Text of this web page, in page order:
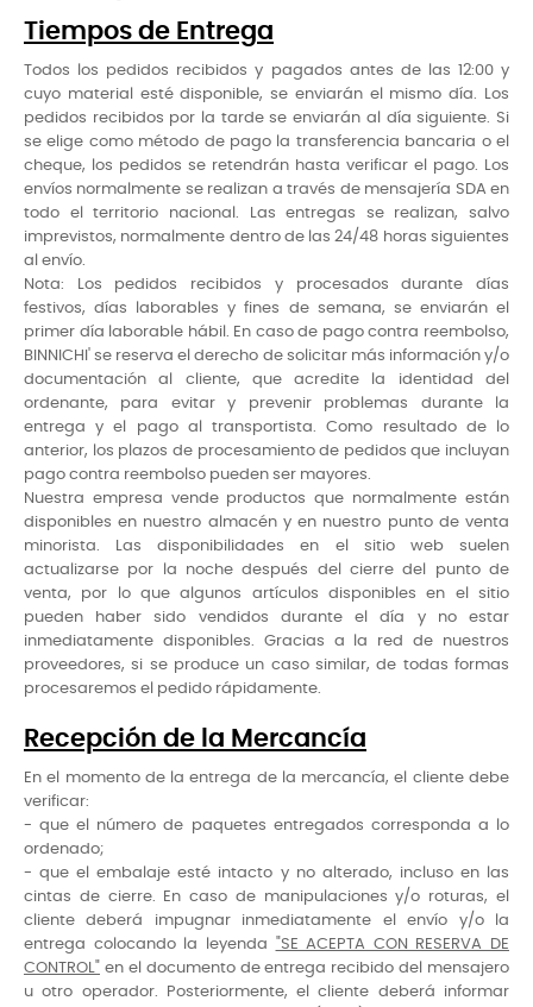
Tiempos de Entrega
Todos los pedidos recibidos y pagados antes de las 12:00 y
cuyo material esté disponible, se enviarán el mismo día. Los
pedidos recibidos por la tarde se enviarán al día siguiente. Si
se elige como método de pago la transferencia bancaria o el
cheque, los pedidos se retendrán hasta verificar el pago. Los
envíos normalmente se realizan a través de mensajería SDA en
todo el territorio nacional. Las entregas se realizan, salvo
imprevistos, normalmente dentro de las 24/48 horas siguientes
al envío.
Nota: Los pedidos recibidos y procesados durante días
festivos, días laborables y fines de semana, se enviarán el
primer día laborable hábil. En caso de pago contra reembolso,
BINNICHI' se reserva el derecho de solicitar más información y/o
documentación al cliente, que acredite la identidad del
ordenante, para evitar y prevenir problemas durante la
entrega y el pago al transportista. Como resultado de lo
anterior, los plazos de procesamiento de pedidos que incluyan
pago contra reembolso pueden ser mayores.
Nuestra empresa vende productos que normalmente están
disponibles en nuestro almacén y en nuestro punto de venta
minorista. Las disponibilidades en el sitio web suelen
actualizarse por la noche después del cierre del punto de
venta, por lo que algunos artículos disponibles en el sitio
pueden haber sido vendidos durante el día y no estar
inmediatamente disponibles. Gracias a la red de nuestros
proveedores, si se produce un caso similar, de todas formas
procesaremos el pedido rápidamente.
Recepción de la Mercancía
En el momento de la entrega de la mercancía, el cliente debe
verificar:
- que el número de paquetes entregados corresponda a lo
ordenado;
- que el embalaje esté intacto y no alterado, incluso en las
cintas de cierre. En caso de manipulaciones y/o roturas, el
cliente deberá impugnar inmediatamente el envío y/o la
entrega colocando la leyenda "SE ACEPTA CON RESERVA DE
CONTROL" en el documento de entrega recibido del mensajero
u otro operador. Posteriormente, el cliente deberá informar